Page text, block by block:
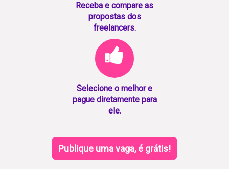
Receba e compare as
propostas dos
freelancers.
Selecione o melhor e
pague diretamente para
ele.
Publique uma vaga, é grátis!